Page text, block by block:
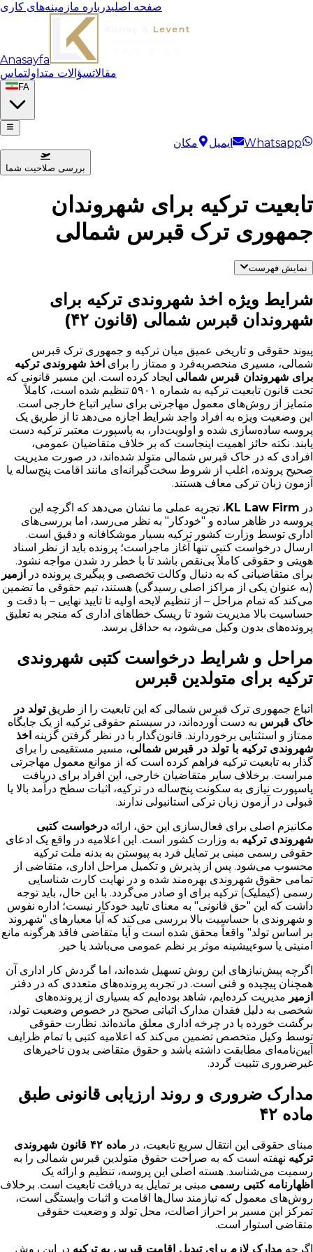
صفحه اصلیدرباره مازمینه‌های کاری
Anasayfa
مقالاتسؤالات متداولتماس
FA
Whatsapp ایمیل مکان
بررسی صلاحیت شما
تابعیت ترکیه برای شهروندان
جمهوری ترک قبرس شمالی
نمایش فهرست
شرایط ویژه اخذ شهروندی ترکیه برای
شهروندان قبرس شمالی (قانون ۴۲)
پیوند حقوقی و تاریخی عمیق میان ترکیه و جمهوری ترک قبرس
شمالی، مسیری منحصر‌به‌فرد و ممتاز را برای اخذ شهروندی ترکیه
برای شهروندان قبرس شمالی ایجاد کرده است. این مسیر قانونی که
تحت قانون تابعیت ترکیه به شماره ۵۹۰۱ تنظیم شده است، کاملاً
متمایز از روش‌های معمول مهاجرتی برای سایر اتباع خارجی است.
این وضعیت ویژه به افراد واجد شرایط اجازه می‌دهد تا از طریق یک
پروسه ساده‌سازی شده و اولویت‌دار، به پاسپورت معتبر ترکیه دست
یابند. نکته حائز اهمیت اینجاست که بر خلاف متقاضیان عمومی،
افرادی که در خاک قبرس شمالی متولد شده‌اند، در صورت مدیریت
صحیح پرونده، اغلب از شروط سخت‌گیرانه‌ای مانند اقامت پنج‌ساله یا
آزمون زبان ترکی معاف هستند.
در KL Law Firm ، تجربه عملی ما نشان می‌دهد که اگرچه این
پروسه در ظاهر ساده و "خودکار" به نظر می‌رسد، اما بررسی‌های
اداری توسط وزارت کشور ترکیه بسیار موشکافانه و دقیق است.
ارسال درخواست کتبی تنها آغاز ماجراست؛ پرونده باید از نظر اسناد
هویتی و حقوقی کاملاً بی‌نقص باشد تا با خطر رد شدن مواجه نشود.
برای متقاضیانی که به دنبال وکالت تخصصی و پیگیری پرونده در
ازمیر
(به عنوان یکی از مراکز اصلی رسیدگی) هستند، تیم حقوقی ما تضمین
می‌کند که تمام مراحل – از تنظیم لایحه اولیه تا تایید نهایی – با دقت و
حساسیت بالا مدیریت شود تا ریسک خطاهای اداری که منجر به تعلیق
پرونده‌های بدون وکیل می‌شود، به حداقل برسد.
مراحل و شرایط درخواست کتبی شهروندی
ترکیه برای متولدین قبرس
اتباع جمهوری ترک قبرس شمالی که این تابعیت را از طریقتولد در
خاک قبرس به دست آورده‌اند، در سیستم حقوقی ترکیه از یک جایگاه
ممتاز و استثنایی برخوردارند. قانون‌گذار با در نظر گرفتن گزینه اخذ
شهروندی ترکیه با تولد در قبرس شمالی، مسیر مستقیمی را برای
گذار به تابعیت ترکیه فراهم کرده است که از موانع معمول مهاجرتی
مبراست. برخلاف سایر متقاضیان خارجی، این افراد برای دریافت
پاسپورت نیازی به سکونت پنج‌ساله در ترکیه، اثبات سطح درآمد بالا یا
قبولی در آزمون زبان ترکی استانبولی ندارند.
مکانیزم اصلی برای فعال‌سازی این حق، ارائه درخواست کتبی
شهروندی ترکیه به وزارت کشور است. این اعلامیه در واقع یک ادعای
حقوقی رسمی مبنی بر تمایل فرد به پیوستن به بدنه ملت ترکیه
محسوب می‌شود. پس از پذیرش و تکمیل مراحل اداری، متقاضی از
تمامی حقوق شهروندی بهره‌مند شده و در نهایت کارت شناسایی
رسمی (کیملیک) ترکیه برای او صادر می‌گردد. با این حال، باید توجه
داشت که این "حق قانونی" به معنای تایید خودکار نیست؛ اداره نفوس
و شهروندی با حساسیت بالا بررسی می‌کند که آیا معیارهای "شهروند
بر اساس تولد" واقعاً محقق شده است و آیا متقاضی فاقد هرگونه مانع
امنیتی یا سوءپیشینه موثر بر نظم عمومی می‌باشد یا خیر.
اگرچه پیش‌نیازهای این روش تسهیل شده‌اند، اما گردش کار اداری آن
همچنان پیچیده و فنی است. در تجربه پرونده‌های متعددی که در دفتر
ازمیر مدیریت کرده‌ایم، شاهد بوده‌ایم که بسیاری از پرونده‌های
شخصی به دلیل فقدان مدارک اثباتی صحیح در خصوص وضعیت تولد،
برگشت خورده یا در چرخه اداری معلق مانده‌اند. نظارت حقوقی
توسط وکیل متخصص تضمین می‌کند که اعلامیه کتبی با تمام ظرایف
آیین‌نامه‌ای مطابقت داشته باشد و حقوق متقاضی بدون تاخیرهای
غیرضروری تثبیت گردد.
مدارک ضروری و روند ارزیابی قانونی طبق
ماده ۴۲
مبنای حقوقی این انتقال سریع تابعیت، در
ماده ۴۲ قانون شهروندی
ترکیه نهفته است که به صراحت حقوق متولدین قبرس شمالی را به
رسمیت می‌شناسد. هسته اصلی این پروسه، تنظیم و ارائه یک
اظهارنامه کتبی رسمی مبنی بر تمایل به دریافت تابعیت است. برخلاف
روش‌های معمول که نیازمند سال‌ها اقامت و اثبات وابستگی است،
تمرکز این مسیر بر احراز اصالت، محل تولد و وضعیت حقوقی
متقاضی استوار است.
اگرچه مدارک لازم برای تبدیل اقامت قبرس به ترکیه در این روش